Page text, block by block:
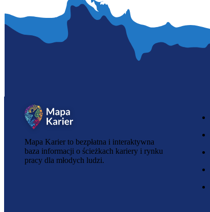
Mapa Karier to bezpłatna i interaktywna
baza informacji o ścieżkach kariery i rynku
pracy dla młodych ludzi.